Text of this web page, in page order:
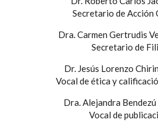
Secretario de Acción
Dra. Carmen Gertrudis
Secretario de
Dr. Jesús Lorenzo
Vocal de ética y
Dra. Alejandra
Vocal de